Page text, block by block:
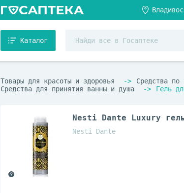
Каталог
Товары для красоты и здоровья Средства
Средства для принятия ванны и душа
Гель
Nesti Dante Luxury
Nesti Dante